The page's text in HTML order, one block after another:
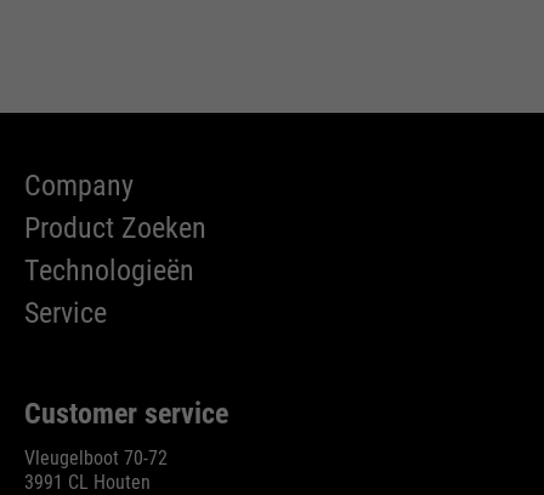
Company
Product Zoeken
Technologieën
Service
Customer service
Vleugelboot 70-72
3991 CL Houten